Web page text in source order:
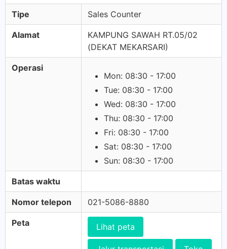
Tipe Sales Counter
Alamat
KAMPUNG SAWAH RT.05/02
(DEKAT MEKARSARI)
Operasi
Mon: 08:30 - 17:00
Tue: 08:30 - 17:00
Wed: 08:30 - 17:00
Thu: 08:30 - 17:00
Fri: 08:30 - 17:00
Sat: 08:30 - 17:00
Sun: 08:30 - 17:00
Batas waktu
Nomor telepon 021-5086-8880
Peta Lihat peta